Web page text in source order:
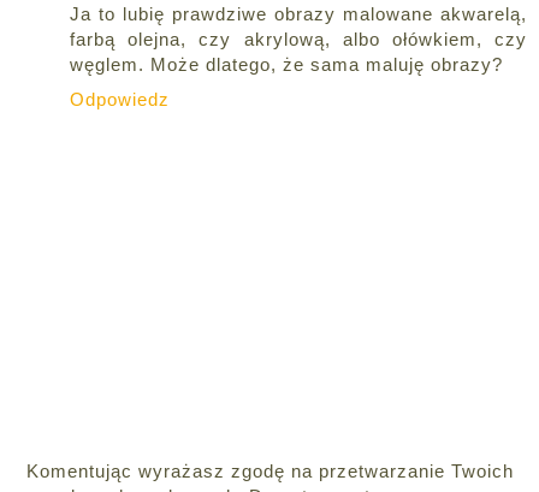
Ja to lubię prawdziwe obrazy malowane akwarelą,
farbą olejna, czy akrylową, albo ołówkiem, czy
węglem. Może dlatego, że sama maluję obrazy?
Odpowiedz
Komentując wyrażasz zgodę na przetwarzanie Twoich